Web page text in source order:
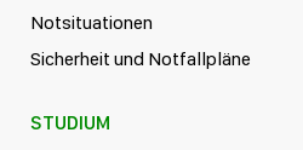
Notsituationen
Sicherheit und Notfallpläne
STUDIUM